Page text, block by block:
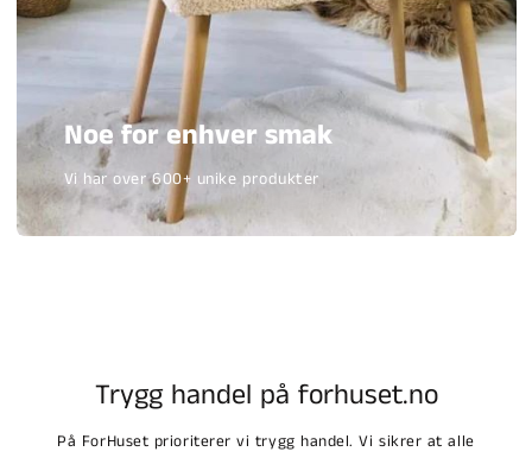
Noe for enhver smak
Vi har over 600+ unike produkter
Trygg handel på forhuset.no
På ForHuset prioriterer vi trygg handel. Vi sikrer at alle